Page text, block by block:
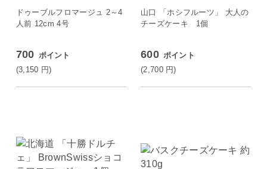
ドゥーブルフロマージュ 2～4
人前 12cm 4号
700 ポイント
(3,150 円)
山口 「ホシフルーツ」 大人の
チーズケーキ 1個
600 ポイント
(2,700 円)